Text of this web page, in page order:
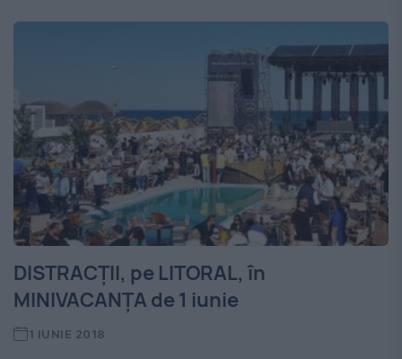
DISTRACȚII, pe LITORAL, în
MINIVACANȚA de 1 iunie
1 IUNIE 2018